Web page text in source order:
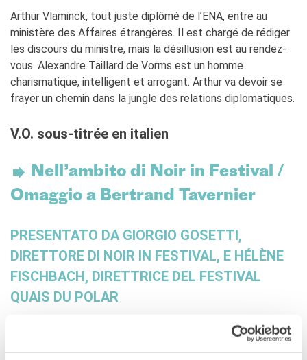
Arthur Vlaminck, tout juste diplômé de l’ENA, entre au
ministère des Affaires étrangères. Il est chargé de rédiger
les discours du ministre, mais la désillusion est au rendez-
vous. Alexandre Taillard de Vorms est un homme
charismatique, intelligent et arrogant. Arthur va devoir se
frayer un chemin dans la jungle des relations diplomatiques.
V.O. sous-titrée en italien
Nell’ambito di Noir in Festival /
Omaggio a Bertrand Tavernier
PRESENTATO DA GIORGIO GOSETTI,
DIRETTORE DI NOIR IN FESTIVAL, E HÉLÈNE
FISCHBACH, DIRETTRICE DEL FESTIVAL
QUAIS DU POLAR
Arthur Vlaminck, fresco di laurea presso l’ENA, viene
assunto al Ministero degli Esteri, dove viene incaricato di